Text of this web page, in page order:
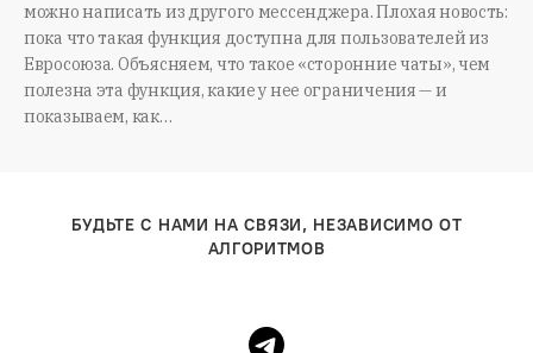
можно написать из другого мессенджера. Плохая новость:
пока что такая функция доступна для пользователей из
Евросоюза. Объясняем, что такое «сторонние чаты», чем
полезна эта функция, какие у нее ограничения — и
показываем, как…
БУДЬТЕ С НАМИ НА СВЯЗИ, НЕЗАВИСИМО ОТ
АЛГОРИТМОВ